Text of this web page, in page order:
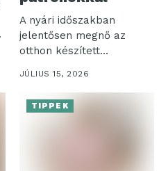
A nyári időszakban
jelentősen megnő az
otthon készített
szénsavas italok iránti
JÚLIUS 15, 2026
TIPPEK